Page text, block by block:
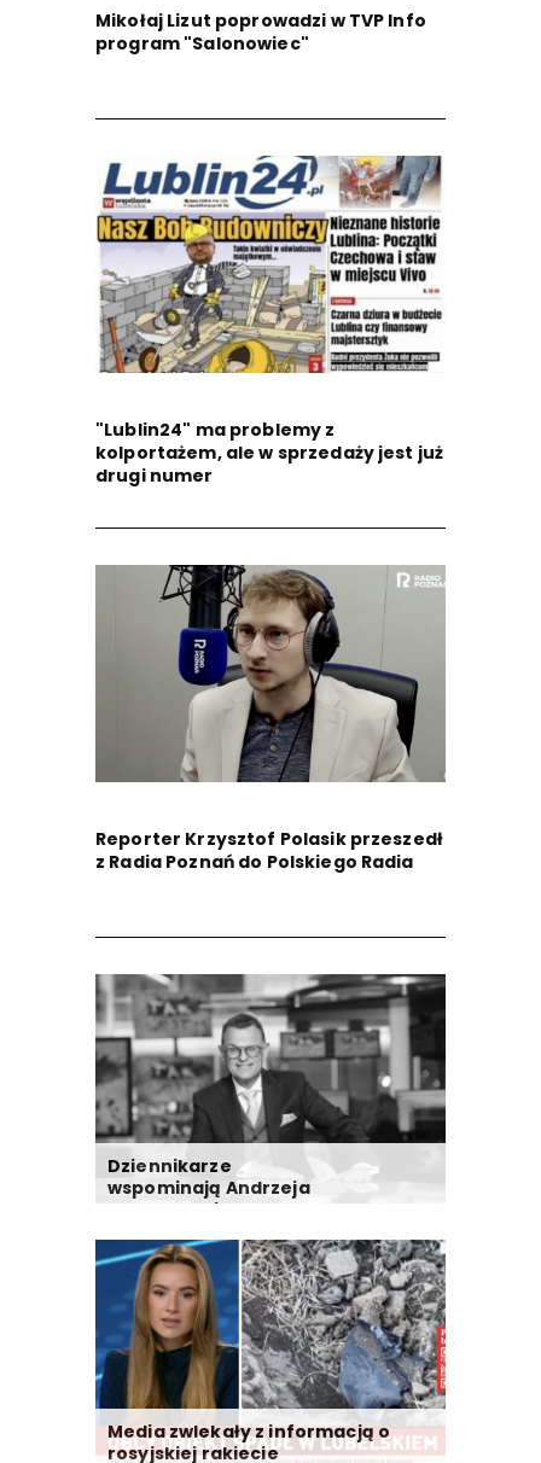
Mikołaj Lizut poprowadzi w TVP Info
program "Salonowiec"
"Lublin24" ma problemy z
kolportażem, ale w sprzedaży jest już
drugi numer
Reporter Krzysztof Polasik przeszedł
z Radia Poznań do Polskiego Radia
Dziennikarze
wspominają Andrzeja
Morozowskiego
Media zwlekały z informacją o
rosyjskiej rakiecie